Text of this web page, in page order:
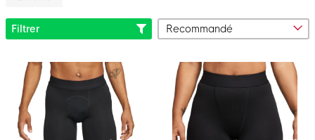
Filtrer